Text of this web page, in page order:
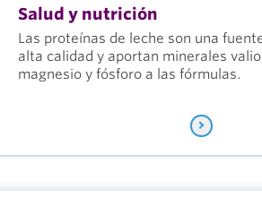
Salud y nutrición
Las proteínas de leche son una
alta calidad y aportan minerales
magnesio y fósforo a las fórmulas.